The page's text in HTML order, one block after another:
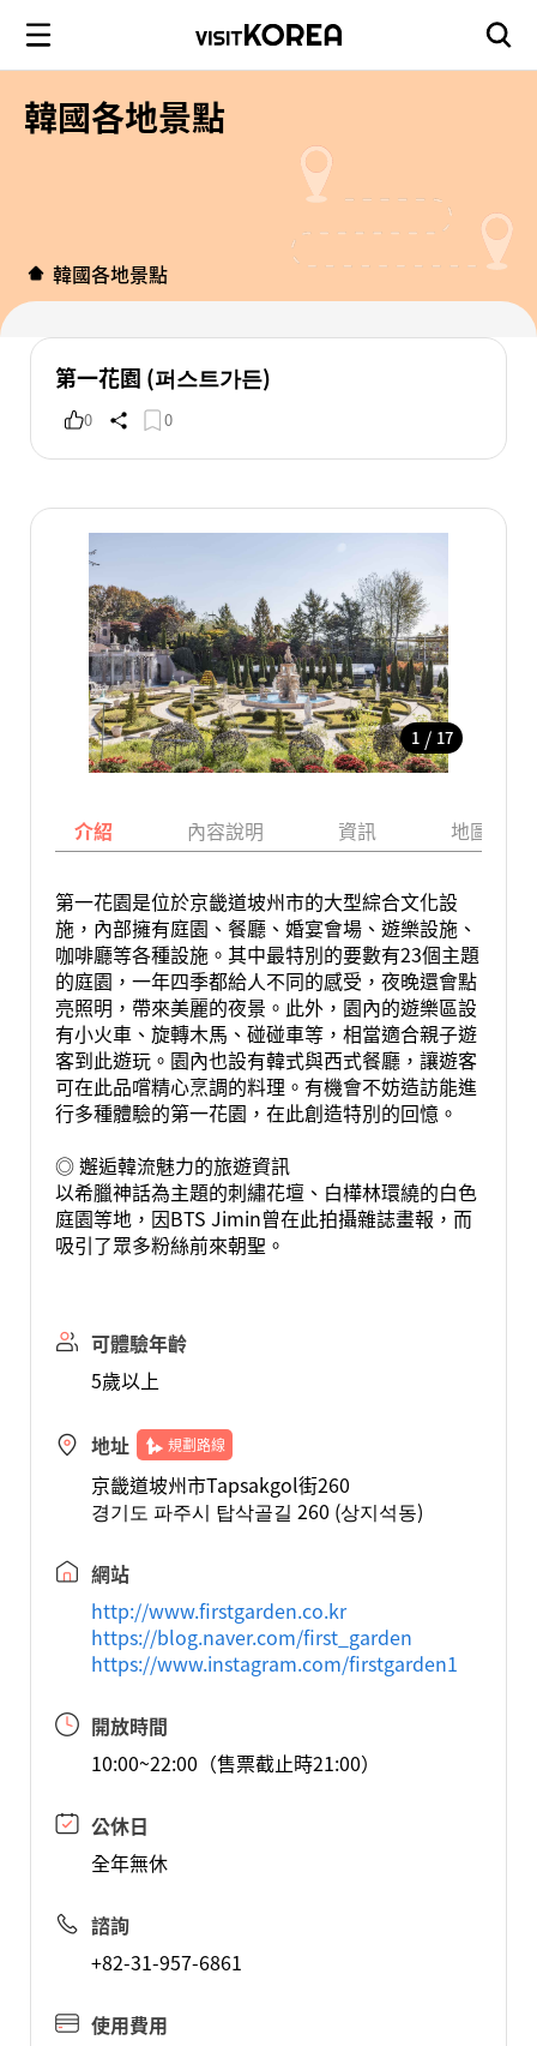
韓國各地景點
韓國各地景點
第一花園 (퍼스트가든)
0 0
1 / 17
介紹 內容說明 資訊 地圖
第一花園是位於京畿道坡州市的大型綜合文化設
施，內部擁有庭園、餐廳、婚宴會場、遊樂設施、
咖啡廳等各種設施。其中最特別的要數有23個主題
的庭園，一年四季都給人不同的感受，夜晚還會點
亮照明，帶來美麗的夜景。此外，園內的遊樂區設
有小火車、旋轉木馬、碰碰車等，相當適合親子遊
客到此遊玩。園內也設有韓式與西式餐廳，讓遊客
可在此品嚐精心烹調的料理。有機會不妨造訪能進
行多種體驗的第一花園，在此創造特別的回憶。
◎ 邂逅韓流魅力的旅遊資訊
以希臘神話為主題的刺繡花壇、白樺林環繞的白色
庭園等地，因BTS Jimin曾在此拍攝雜誌畫報，而
吸引了眾多粉絲前來朝聖。
可體驗年齡
5歲以上
地址 規劃路線
京畿道坡州市Tapsakgol街260
경기도 파주시 탑삭골길 260 (상지석동)
網站
http://www.firstgarden.co.kr
https://blog.naver.com/first_garden
https://www.instagram.com/firstgarden1
開放時間
10:00~22:00（售票截止時21:00）
公休日
全年無休
諮詢
+82-31-957-6861
使用費用